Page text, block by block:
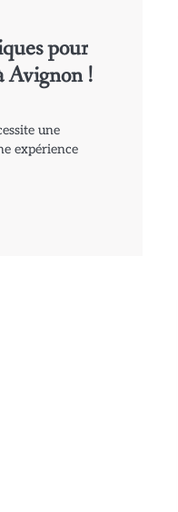
pour
Avignon !
une
expérience